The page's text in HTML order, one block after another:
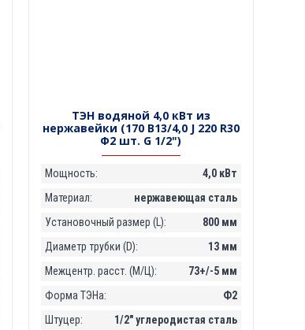
ТЭН водяной 4,0 кВт из
нержавейки (170 В13/4,0 J 220 R30
Ф2 шт. G 1/2")
Мощность:
4,0 кВт
Материал:
нержавеющая сталь
Установочный размер (L):
800 мм
Диаметр трубки (D):
13 мм
Межцентр. расст. (М/Ц):
73+/-5 мм
Форма ТЭНа:
Ф2
Штуцер:
1/2" углеродистая сталь